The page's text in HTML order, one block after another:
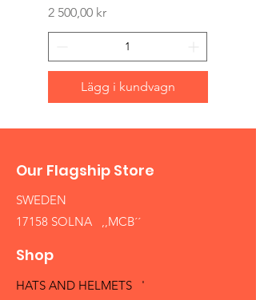
Pris
2 500,00 kr
Lägg i kundvagn
Our Flagship Store
SWEDEN
17158 SOLNA ,,MCB´´
Shop
HATS AND HELMETS '